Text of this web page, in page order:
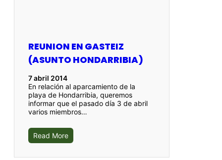
REUNION EN GASTEIZ
(ASUNTO HONDARRIBIA)
7 abril 2014
En relación al aparcamiento de la
playa de Hondarribia, queremos
informar que el pasado día 3 de abril
varios miembros…
Read More